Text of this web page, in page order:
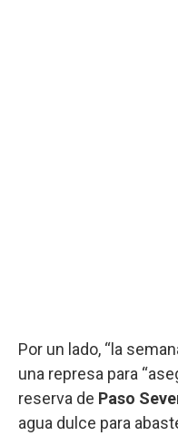
Por un lado, “la
una represa para
reserva de Paso
agua dulce para